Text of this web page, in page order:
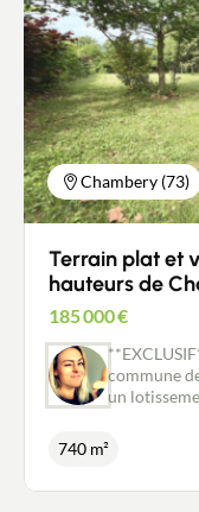
Chambery (73)
Terrain plat et
hauteurs de
185 000€
**EXCLUSIF** Joli terrain plat de 740 m
commune de
un
740 m²